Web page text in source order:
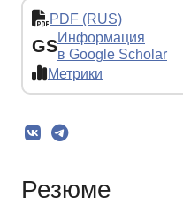
PDF (RUS)
GSИнформация
в Google Scholar
Метрики
Резюме